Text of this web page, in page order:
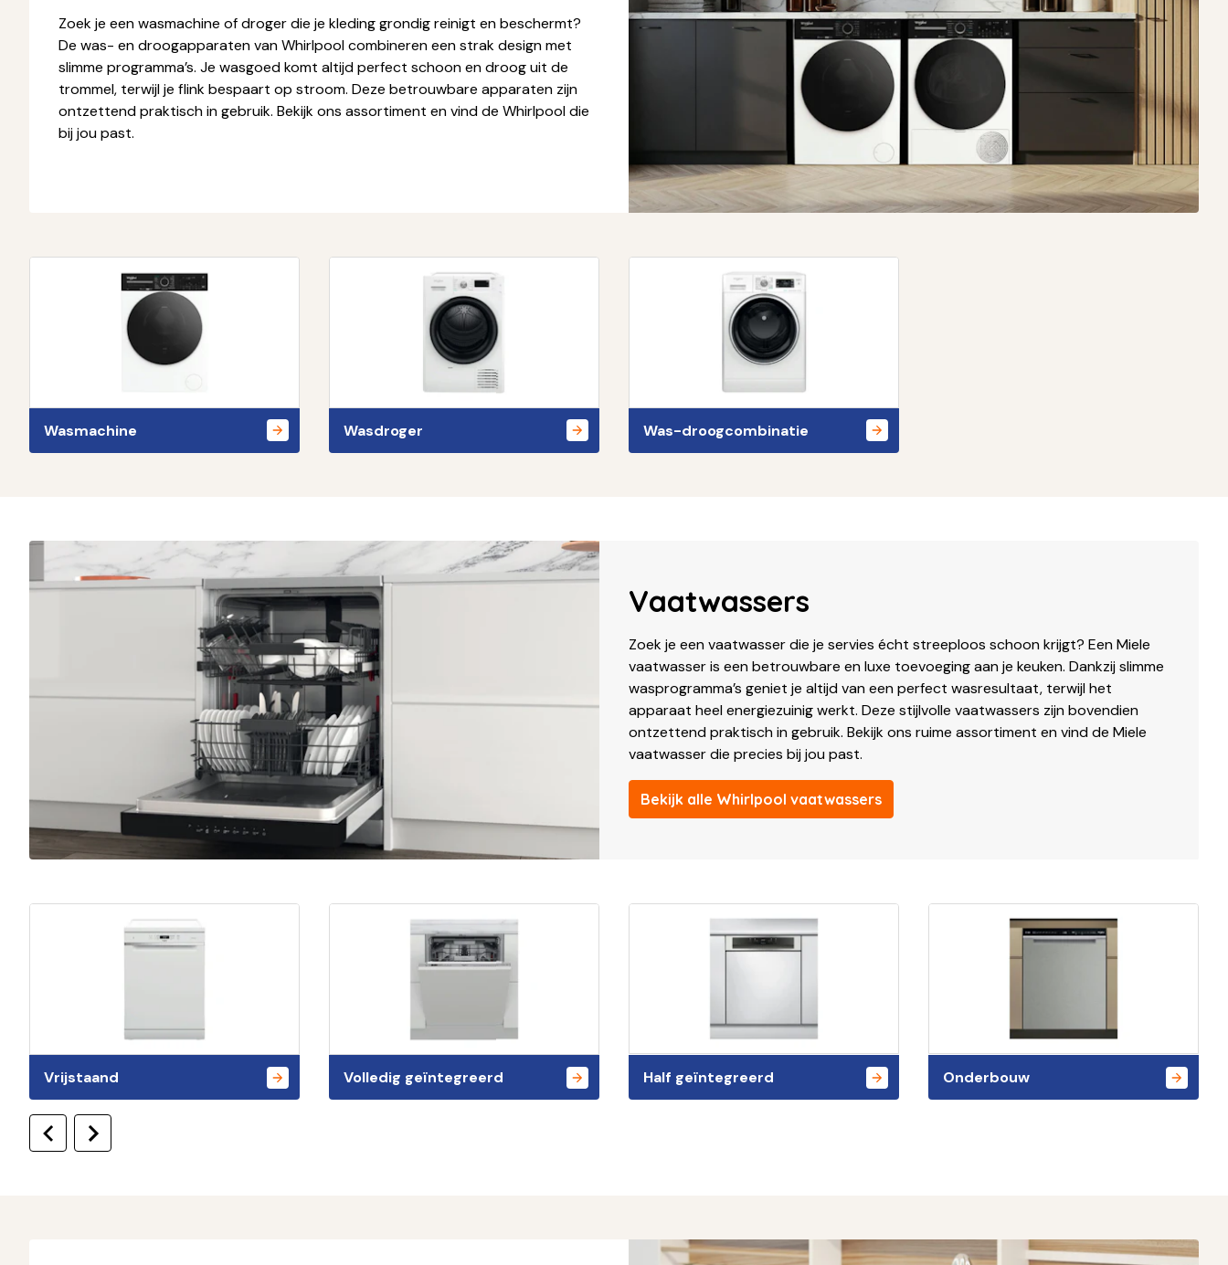
Zoek je een wasmachine of droger die je kleding grondig reinigt en beschermt?
De was- en droogapparaten van Whirlpool combineren een strak design met
slimme programma’s. Je wasgoed komt altijd perfect schoon en droog uit de
trommel, terwijl je flink bespaart op stroom. Deze betrouwbare apparaten zijn
ontzettend praktisch in gebruik. Bekijk ons assortiment en vind de Whirlpool die
bij jou past.
Wasmachine Wasdroger Was-droogcombinatie
Vaatwassers
Zoek je een vaatwasser die je servies écht streeploos schoon krijgt? Een Miele
vaatwasser is een betrouwbare en luxe toevoeging aan je keuken. Dankzij slimme
wasprogramma’s geniet je altijd van een perfect wasresultaat, terwijl het
apparaat heel energiezuinig werkt. Deze stijlvolle vaatwassers zijn bovendien
ontzettend praktisch in gebruik. Bekijk ons ruime assortiment en vind de Miele
vaatwasser die precies bij jou past.
Bekijk alle Whirlpool vaatwassers
Vrijstaand Volledig geïntegreerd Half geïntegreerd Onderbouw